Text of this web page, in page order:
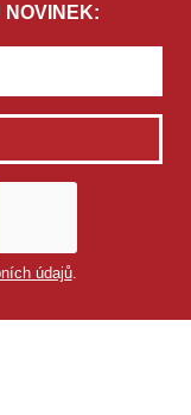
NOVINEK:
údajů.